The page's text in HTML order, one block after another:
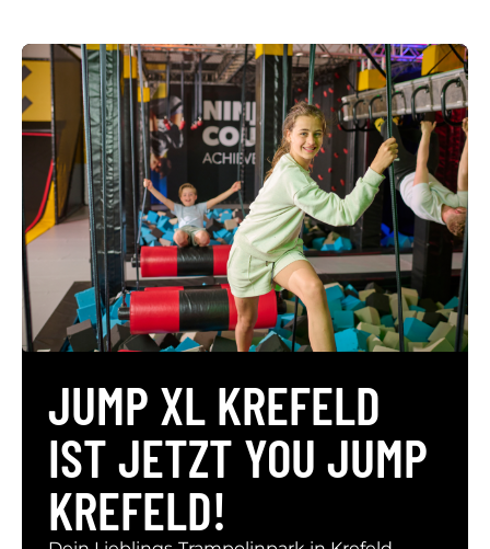
JUMP XL KREFELD
IST JETZT YOU JUMP
KREFELD!